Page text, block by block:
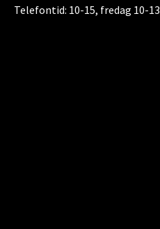
Telefontid: 10-15, fredag 10-13